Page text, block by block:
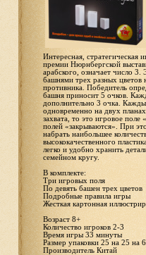
Интересная, стратегическая
премии Нюрнбергской
арабского, означает число
башнями трех разных цветов
противника. Победитель
башня приносит 5 очков.
дополнительно 3 очка.
одновременно на двух
захвата, то это игровое поле
полей «закрываются». При
набрать наибольшее
высококачественного
легко и удобно хранить
семейном кругу.
В комплекте:
Три игровых поля
По девять башен трех цветов
Подробные правила игры
Жесткая картонная
Возраст 8+
Количество игроков 2-3
Время игры 33 минуты
Размер упаковки 25 на 25 на
Производитель Китай